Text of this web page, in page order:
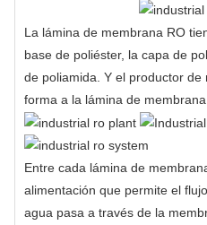
La lámina de membrana RO
base de poliéster, la capa de
de poliamida. Y el productor de
forma a la lámina de
Entre cada lámina de
alimentación que permite el
agua pasa a través de la